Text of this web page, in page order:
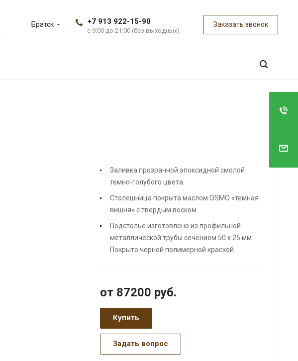
Братск +7 913 922-15-90
с 9:00 до 21:00 (без выходных)
Заказать звонок
Заливка прозрачной эпоксидной смолой
темно-голубого цвета.
Столешница покрыта маслом OSMO «темная
вишня» с твердым воском.
Подстолье изготовлено из профильной
металлической трубы сечением 50 х 25 мм.
Покрыто черной полимерной краской.
от 87200 руб.
Купить
Задать вопрос